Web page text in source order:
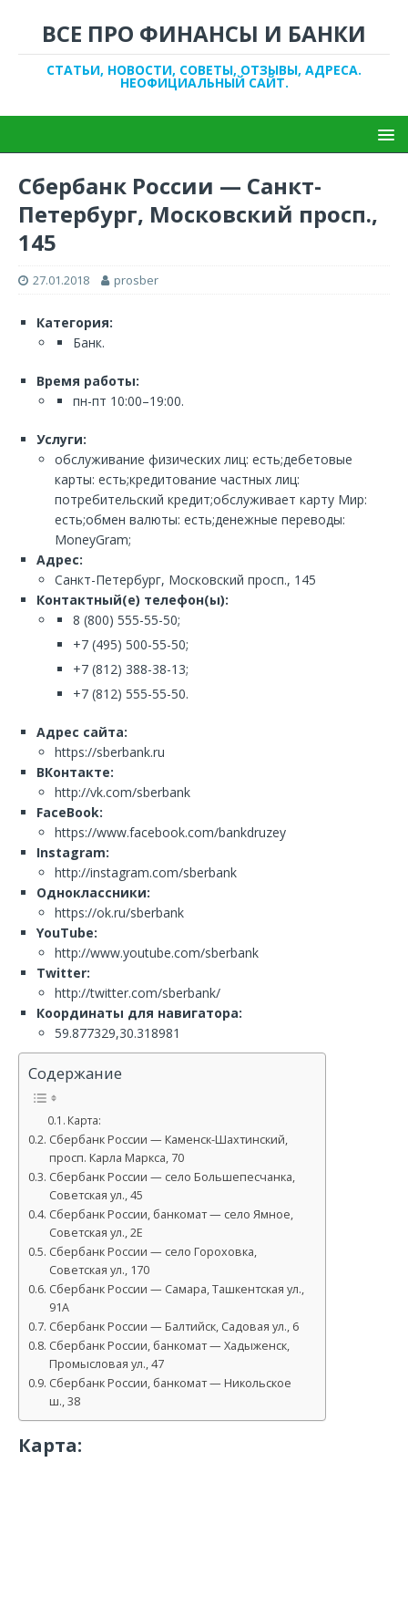
ВСЕ ПРО ФИНАНСЫ И БАНКИ
СТАТЬИ, НОВОСТИ, СОВЕТЫ, ОТЗЫВЫ, АДРЕСА.
НЕОФИЦИАЛЬНЫЙ САЙТ.
Сбербанк России — Санкт-
Петербург, Московский просп.,
145
27.01.2018 prosber
Категория:
Банк.
Время работы:
пн-пт 10:00–19:00.
Услуги:
обслуживание физических лиц: есть;дебетовые
карты: есть;кредитование частных лиц:
потребительский кредит;обслуживает карту Мир:
есть;обмен валюты: есть;денежные переводы:
MoneyGram;
Адрес:
Санкт-Петербург, Московский просп., 145
Контактный(е) телефон(ы):
8 (800) 555-55-50;
+7 (495) 500-55-50;
+7 (812) 388-38-13;
+7 (812) 555-55-50.
Адрес сайта:
https://sberbank.ru
ВКонтакте:
http://vk.com/sberbank
FaceBook:
https://www.facebook.com/bankdruzey
Instagram:
http://instagram.com/sberbank
Одноклассники:
https://ok.ru/sberbank
YouTube:
http://www.youtube.com/sberbank
Twitter:
http://twitter.com/sberbank/
Координаты для навигатора:
59.877329,30.318981
Содержание
Карта:
Сбербанк России — Каменск-Шахтинский,
просп. Карла Маркса, 70
Сбербанк России — село Большепесчанка,
Советская ул., 45
Сбербанк России, банкомат — село Ямное,
Советская ул., 2Е
Сбербанк России — село Гороховка,
Советская ул., 170
Сбербанк России — Самара, Ташкентская ул.,
91А
Сбербанк России — Балтийск, Садовая ул., 6
Сбербанк России, банкомат — Хадыженск,
Промысловая ул., 47
Сбербанк России, банкомат — Никольское
ш., 38
Карта: